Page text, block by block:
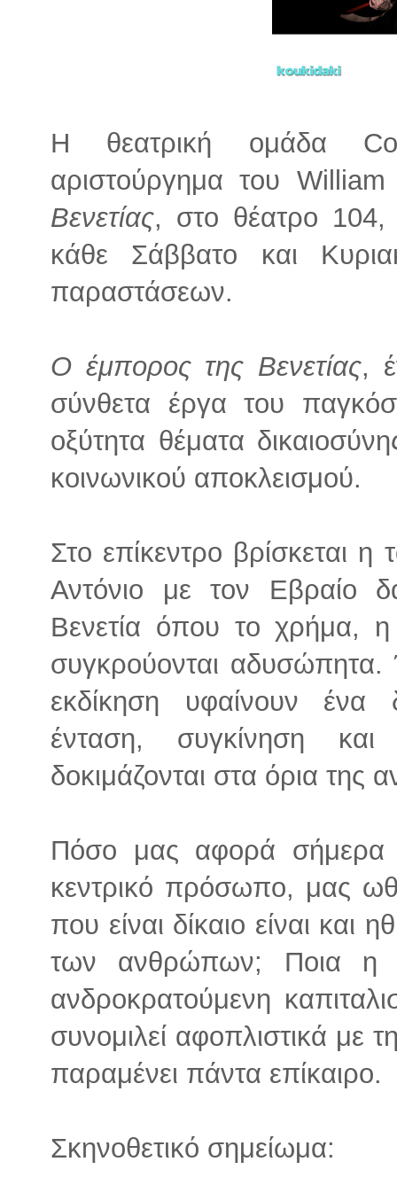
Η θεατρική ομάδα
αριστούργημα του
Βενετίας, στο θέατρο
κάθε Σάββατο και
παραστάσεων.
Ο έμπορος της Βενετίας,
σύνθετα έργα του
οξύτητα θέματα
κοινωνικού αποκλεισμού.
Στο επίκεντρο βρίσκεται
Αντόνιο με τον Εβραίο
Βενετία όπου το χρήμα,
συγκρούονται αδυσώπητα.
εκδίκηση υφαίνουν ένα
ένταση, συγκίνηση
δοκιμάζονται στα όρια της
Πόσο μας αφορά
κεντρικό πρόσωπο, μας
που είναι δίκαιο είναι και
των ανθρώπων; Ποια η
ανδροκρατούμενη
συνομιλεί αφοπλιστικά με
παραμένει πάντα επίκαιρο.
Σκηνοθετικό σημείωμα: